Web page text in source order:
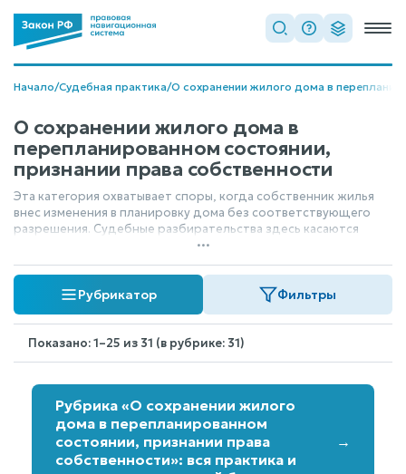
Начало/Судебная практика/О сохранении жилого дома в
О сохранении жилого дома в
перепланированном состоянии,
признании права собственности
Эта категория охватывает споры, когда собственник жилья
внес изменения в планировку дома без соответствующего
разрешения. Судебные разбирательства здесь касаются
легализации этих перепланировок — то есть, признания
такого состояния законным, или, наоборот, восстановления
первоначального вида. Также сюда относятся вопросы,
связанные с оформлением и подтверждением права
собственности на жилое помещение, которое уже было
изменено.
...
Рубрикатор Фильтры
Показано: 1–25 из 31 (в рубрике: 31)
Рубрика «О сохранении жилого
дома в перепланированном
состоянии, признании права
собственности»: вся практика и
→